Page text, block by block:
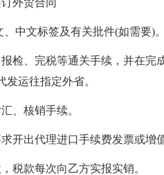
外贸合同
文标签及有关批件(如需要)。
、完税等通关手续，并在完
发运往指定外省。
核销手续。
出代理进口手续费发票或增值
款每次向乙方实报实销。